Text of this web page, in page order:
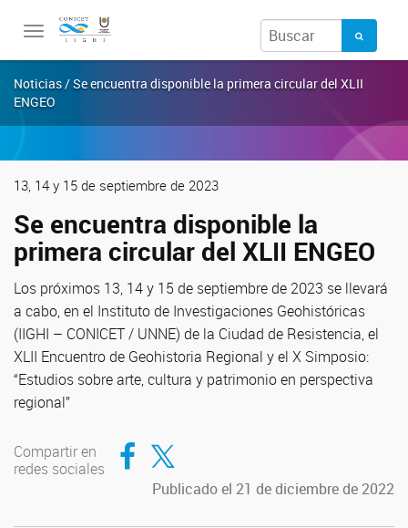
Toggle
Noticias / Se encuentra disponible la primera circular del XLII
ENGEO
13, 14 y 15 de septiembre de 2023
Se encuentra disponible la
primera circular del XLII ENGEO
Los próximos 13, 14 y 15 de septiembre de 2023 se llevará
a cabo, en el Instituto de Investigaciones Geohistóricas
(IIGHI – CONICET / UNNE) de la Ciudad de Resistencia, el
XLII Encuentro de Geohistoria Regional y el X Simposio:
“Estudios sobre arte, cultura y patrimonio en perspectiva
regional”
Compartir en
redes sociales
Compartir en Facebook
Compartir en Twitter
Publicado el 21 de diciembre de 2022